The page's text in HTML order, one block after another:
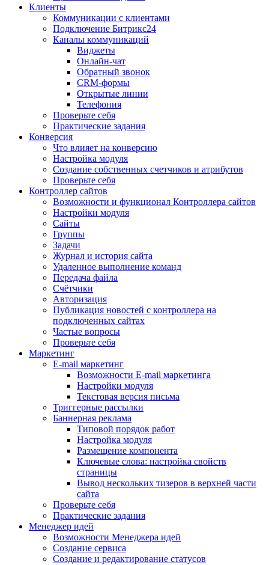
Клиенты
Коммуникации с клиентами
Подключение Битрикс24
Каналы коммуникаций
Виджеты
Онлайн-чат
Обратный звонок
CRM-формы
Открытые линии
Телефония
Проверьте себя
Практические задания
Конверсия
Что влияет на конверсию
Настройка модуля
Создание собственных счетчиков и атрибутов
Проверьте себя
Контроллер сайтов
Возможности и функционал Контроллера сайтов
Настройки модуля
Сайты
Группы
Задачи
Журнал и история сайта
Удаленное выполнение команд
Передача файла
Счётчики
Авторизация
Публикация новостей с контроллера на
подключенных сайтах
Частые вопросы
Проверьте себя
Маркетинг
E-mail маркетинг
Возможности E-mail маркетинга
Настройки модуля
Текстовая версия письма
Триггерные рассылки
Баннерная реклама
Типовой порядок работ
Настройка модуля
Размещение компонента
Ключевые слова: настройка свойств
страницы
Вывод нескольких тизеров в верхней части
сайта
Проверьте себя
Практические задания
Менеджер идей
Возможности Менеджера идей
Создание сервиса
Создание и редактирование статусов